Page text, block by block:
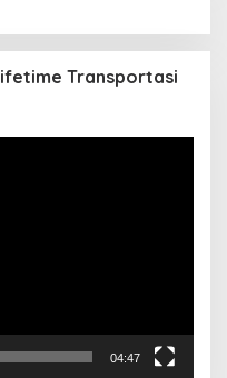
Transportasi
04:47